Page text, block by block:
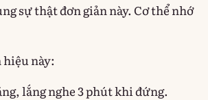
sự thật đơn giản này. Cơ thể nhớ
này:
lắng nghe 3 phút khi đứng.